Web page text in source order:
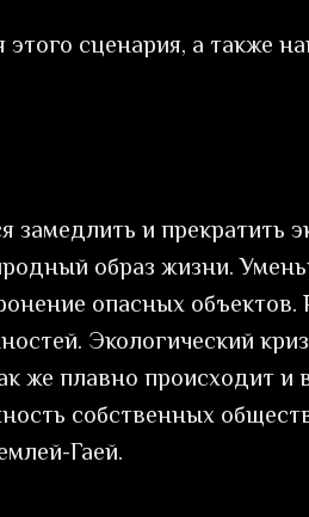
сценария, а также
замедлить и прекратить
образ жизни.
опасных объектов.
Экологический
же плавно происходит и
собственных
Гаей.